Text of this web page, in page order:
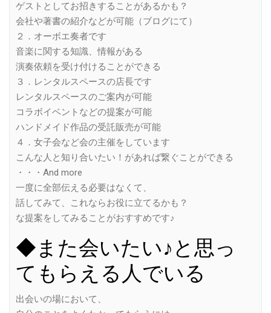
ゲストとしてお招きすることがあるかも？
会社や著書の紹介などが可能（ブログにて）
２．オーボエ奏者です
音楽に関する知識、情報がある
演奏依頼を受け付けることができる
３．レンタルスペースの店長です
レンタルスペースのご案内が可能
コラボイベントなどの提案が可能
ハンドメイド作品の受託販売が可能
４．女子会など会の主催をしています
こんな人と知り合いたい！があれば繋ぐことができる
・・・And more
一度に全部伝える必要はなくて、
話してみて、これならお役に立てるかも？
な提案をしてみることがおすすめです♪
◆また会いたい♪と思っ
てもらえる人でいる
出会いの場において、